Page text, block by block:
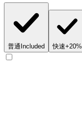
普通Included 快速+20%